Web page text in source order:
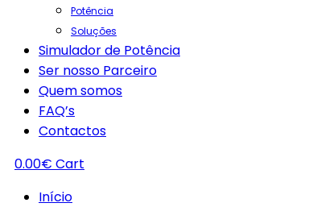
Potência
Soluções
Simulador de Potência
Ser nosso Parceiro
Quem somos
FAQ’s
Contactos
0.00€ Cart
Início